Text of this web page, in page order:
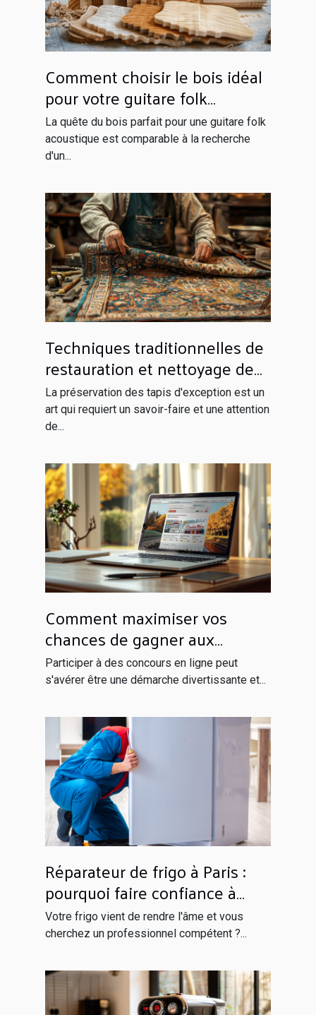
Comment choisir le bois idéal
pour votre guitare folk
acoustique
La quête du bois parfait pour une guitare folk
acoustique est comparable à la recherche
d'un...
Techniques traditionnelles de
restauration et nettoyage de
tapis d'exception
La préservation des tapis d'exception est un
art qui requiert un savoir-faire et une attention
de...
Comment maximiser vos
chances de gagner aux
concours en ligne
Participer à des concours en ligne peut
s'avérer être une démarche divertissante et...
Réparateur de frigo à Paris :
pourquoi faire confiance à
Globals Services ?
Votre frigo vient de rendre l'âme et vous
cherchez un professionnel compétent ?...